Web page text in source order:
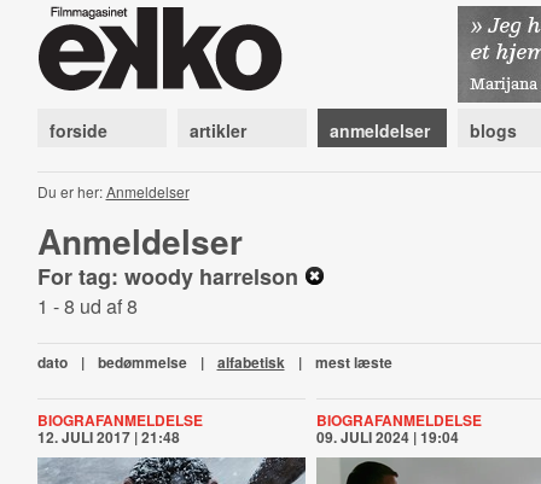
forside artikler anmeldelser blogs
Du er her:Anmeldelser
Anmeldelser
For tag: woody harrelson
1 - 8 ud af 8
dato | bedømmelse | alfabetisk | mest læste
BIOGRAFANMELDELSE
12. JULI 2017 | 21:48
BIOGRAFANMELDELSE
09. JULI 2024 | 19:04